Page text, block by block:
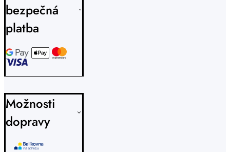
bezpečná
platba
Možnosti
dopravy